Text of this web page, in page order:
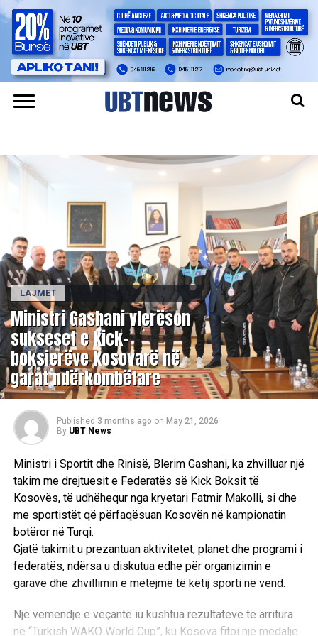
LAJMET
Ministri Gashani vlerëson
sukseset e kick-
boksierëve kosovarë në
garat ndërkombëtare
Published 3 months ago on May 21, 2026
By UBT News
Ministri i Sportit dhe Rinisë, Blerim Gashani, ka zhvilluar një
takim me drejtuesit e Federatës së Kick Boksit të
Kosovës, të udhëhequr nga kryetari Fatmir Makolli, si dhe
me sportistët që përfaqësuan Kosovën në kampionatin
botëror në Turqi.
Gjatë takimit u prezantuan aktivitetet, planet dhe programi i
federatës, ndërsa u diskutua edhe për organizimin e
garave dhe zhvillimin e mëtejmë të këtij sporti në vend.
Një vëmendje e veçantë iu kushtua rezultateve të arritura
në “Turkish WAKO World Cup”, ku Kosova fitoi një medalje